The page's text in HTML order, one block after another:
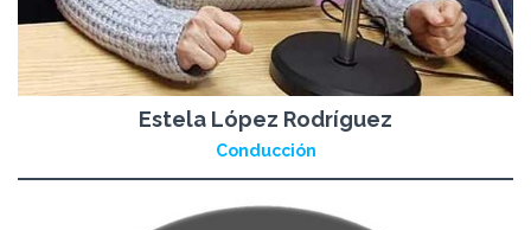
Estela López Rodríguez
Conducción